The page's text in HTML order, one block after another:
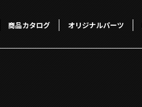
商品カタログ オリジナルパーツ